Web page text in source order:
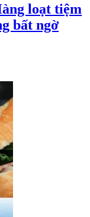
loạt tiệm
bất ngờ